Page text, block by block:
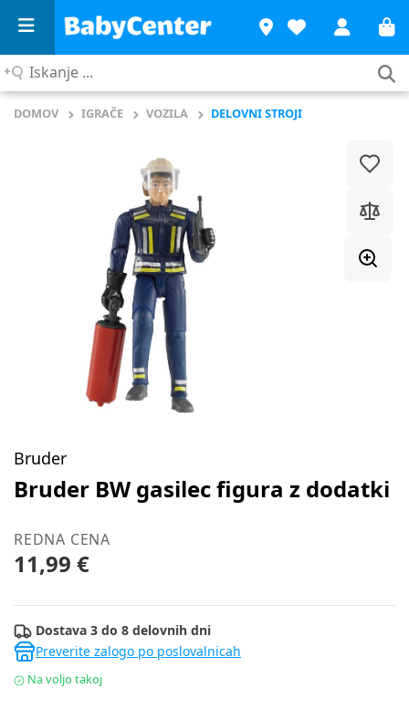
Iskanje
DOMOV IGRAČE VOZILA DELOVNI STROJI
Bruder
Bruder BW gasilec figura z dodatki
REDNA CENA
11,99 €
Dostava 3 do 8 delovnih dni
Preverite zalogo po poslovalnicah
Na voljo takoj